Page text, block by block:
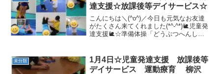
ープジャンプ・前転...
達支援☆放課後等デイサービス☆
こんにちは＼(^o^)／今日も元気なお友達
がたくさん来てくれました(*^-^*)🐌児童発
達支援🐌☆準備体操「どうぶつへんしん
スボール先生と一緒に楽しく、体幹を鍛
えます...
未分類
1月4日☆児童発達支援 放課後等
デイサービス 運動療育 柳沢